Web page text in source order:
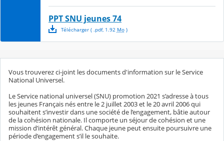
PPT SNU jeunes 74
Télécharger( .pdf, 1.92 Mo)
Vous trouverez ci-joint les documents d'information sur le Service
National Universel.
Le Service national universel (SNU) promotion 2021 s’adresse à tous
les jeunes Français nés entre le 2 juillet 2003 et le 20 avril 2006 qui
souhaitent s’investir dans une société de l’engagement, bâtie autour
de la cohésion nationale. Il comporte un séjour de cohésion et une
mission d’intérêt général. Chaque jeune peut ensuite poursuivre une
période d’engagement s’il le souhaite.